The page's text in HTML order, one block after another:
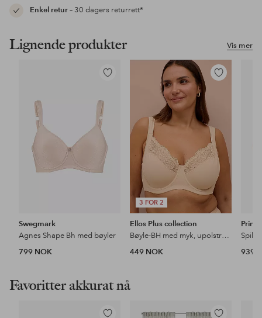
Enkel retur– 30 dagers returrett*
Vis mer
Lignende produkter
Legg
favoritter
Swegmark
Agnes Shape Bh med bøyler
799 NOK
3 FOR 2
Legg
Ellos Plus collection
Bøyle-BH med myk, upolstret kopp
449 NOK
939
Favoritter akkurat nå